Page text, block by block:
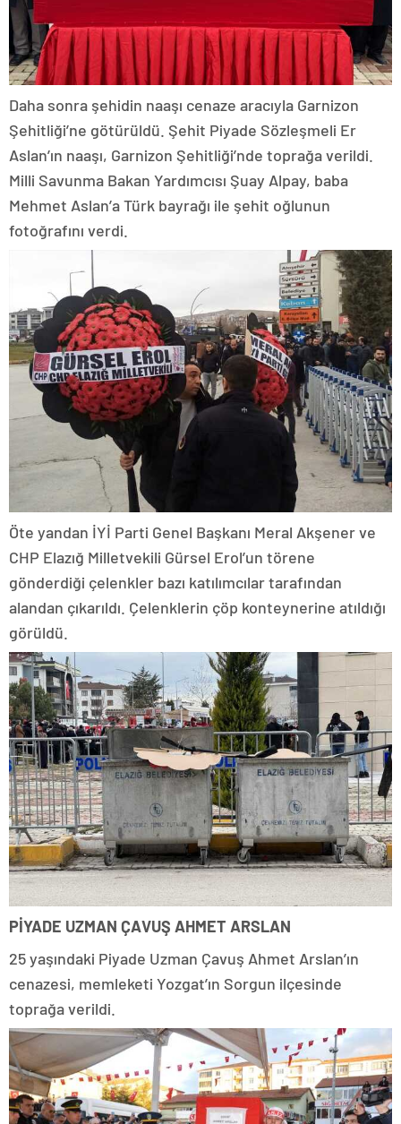
Daha sonra şehidin naaşı cenaze aracıyla Garnizon
Şehitliği’ne götürüldü. Şehit Piyade Sözleşmeli Er
Aslan’ın naaşı, Garnizon Şehitliği’nde toprağa verildi.
Milli Savunma Bakan Yardımcısı Şuay Alpay, baba
Mehmet Aslan’a Türk bayrağı ile şehit oğlunun
fotoğrafını verdi.
Öte yandan İYİ Parti Genel Başkanı Meral Akşener ve
CHP Elazığ Milletvekili Gürsel Erol’un törene
gönderdiği çelenkler bazı katılımcılar tarafından
alandan çıkarıldı. Çelenklerin çöp konteynerine atıldığı
görüldü.
PİYADE UZMAN ÇAVUŞ AHMET ARSLAN
25 yaşındaki Piyade Uzman Çavuş Ahmet Arslan’ın
cenazesi, memleketi Yozgat’ın Sorgun ilçesinde
toprağa verildi.